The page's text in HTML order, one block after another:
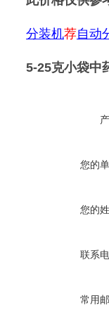
分装机荐自动
5-25克小袋中
您的
您的
联系
常用